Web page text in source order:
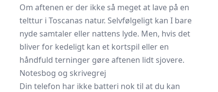
Om aftenen er der ikke så meget at lave på en
telttur i Toscanas natur. Selvfølgeligt kan I bare
nyde samtaler eller nattens lyde. Men, hvis det
bliver for kedeligt kan et kortspil eller en
håndfuld terninger gøre aftenen lidt sjovere.
Notesbog og skrivegrej
Din telefon har ikke batteri nok til at du kan